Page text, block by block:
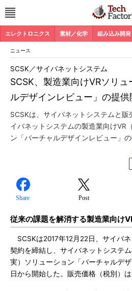
エレクトロニクス 素材／化学 組み込み開発
ニュース
SCSK、製造業向けVRソリ
ルデザインレビュー」の提供
SCSK／サイバネットシステム
SCSKは、サイバネットシステムと
イバネットシステムの製造業向けVR
ン「バーチャルデザインレビュー」の
Share Post
従来の課題を解消する製造業向け
SCSKは2017年12月22日、サイバ
契約を締結し、サイバネットシステ
実）ソリューション「バーチャルデ
日から開始した。販売価格（税別）